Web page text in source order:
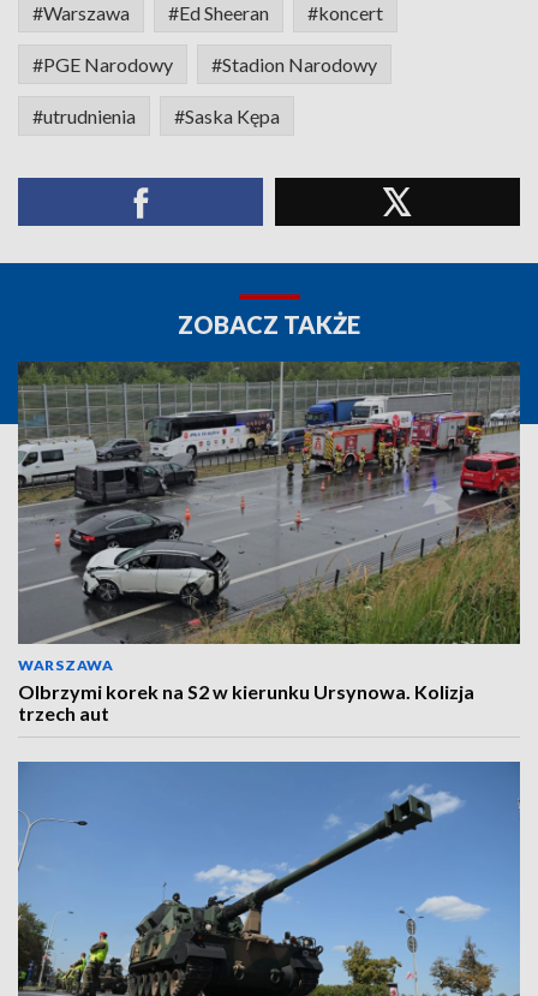
#Warszawa #Ed Sheeran #koncert
#PGE Narodowy #Stadion Narodowy
#utrudnienia #Saska Kępa
ZOBACZ TAKŻE
WARSZAWA
Olbrzymi korek na S2 w kierunku Ursynowa. Kolizja
trzech aut